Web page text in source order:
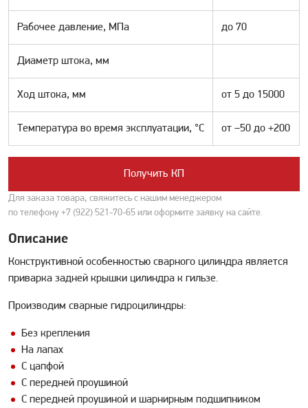
Рабочее давление, МПа до 70
Диаметр штока, мм
Ход штока, мм от 5 до 15000
Температура во время эксплуатации, °С от –50 до +200
Получить КП
Для заказа товара, свяжитесь с нашим менеджером
по телефону +7 (922) 521-70-65 или оформите заявку на сайте.
Описание
Конструктивной особенностью сварного цилиндра является
приварка задней крышки цилиндра к гильзе.
Производим сварные гидроцилиндры:
Без крепления
На лапах
С цапфой
С передней проушиной
С передней проушиной и шарнирным подшипником